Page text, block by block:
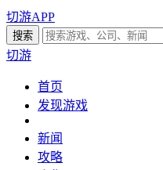
切游APP
切游
首页
发现游戏
新闻
攻略